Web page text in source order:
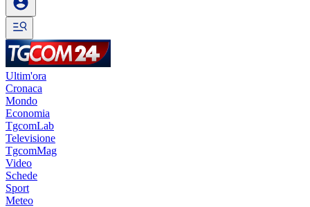
Ultim'ora
Cronaca
Mondo
Economia
TgcomLab
Televisione
TgcomMag
Video
Schede
Sport
Meteo